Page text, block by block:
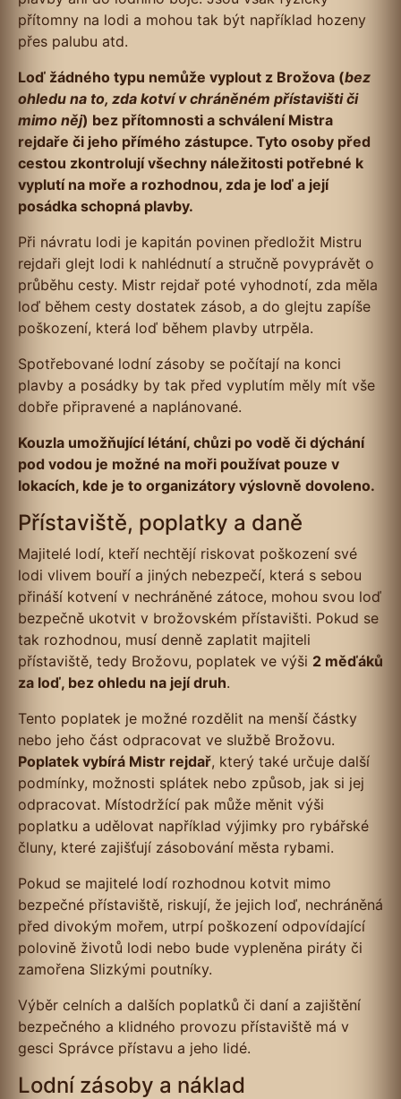
přítomny na lodi a mohou tak být například hozeny
přes palubu atd.
Loď žádného typu nemůže vyplout z Brožova (bez
ohledu na to, zda kotví v chráněném přístavišti či
mimo něj) bez přítomnosti a schválení Mistra
rejdaře či jeho přímého zástupce. Tyto osoby před
cestou zkontrolují všechny náležitosti potřebné k
vyplutí na moře a rozhodnou, zda je loď a její
posádka schopná plavby.
Při návratu lodi je kapitán povinen předložit Mistru
rejdaři glejt lodi k nahlédnutí a stručně povyprávět o
průběhu cesty. Mistr rejdař poté vyhodnotí, zda měla
loď během cesty dostatek zásob, a do glejtu zapíše
poškození, která loď během plavby utrpěla.
Spotřebované lodní zásoby se počítají na konci
plavby a posádky by tak před vyplutím měly mít vše
dobře připravené a naplánované.
Kouzla umožňující létání, chůzi po vodě či dýchání
pod vodou je možné na moři používat pouze v
lokacích, kde je to organizátory výslovně dovoleno.
Přístaviště, poplatky a daně
Majitelé lodí, kteří nechtějí riskovat poškození své
lodi vlivem bouří a jiných nebezpečí, která s sebou
přináší kotvení v nechráněné zátoce, mohou svou loď
bezpečně ukotvit v brožovském přístavišti. Pokud se
tak rozhodnou, musí denně zaplatit majiteli
přístaviště, tedy Brožovu, poplatek ve výši 2 měďáků
za loď, bez ohledu na její druh.
Tento poplatek je možné rozdělit na menší částky
nebo jeho část odpracovat ve službě Brožovu.
Poplatek vybírá Mistr rejdař, který také určuje další
podmínky, možnosti splátek nebo způsob, jak si jej
odpracovat. Místodržící pak může měnit výši
poplatku a udělovat například výjimky pro rybářské
čluny, které zajišťují zásobování města rybami.
Pokud se majitelé lodí rozhodnou kotvit mimo
bezpečné přístaviště, riskují, že jejich loď, nechráněná
před divokým mořem, utrpí poškození odpovídající
polovině životů lodi nebo bude vypleněna piráty či
zamořena Slizkými poutníky.
Výběr celních a dalších poplatků či daní a zajištění
bezpečného a klidného provozu přístaviště má v
gesci Správce přístavu a jeho lidé.
Lodní zásoby a náklad